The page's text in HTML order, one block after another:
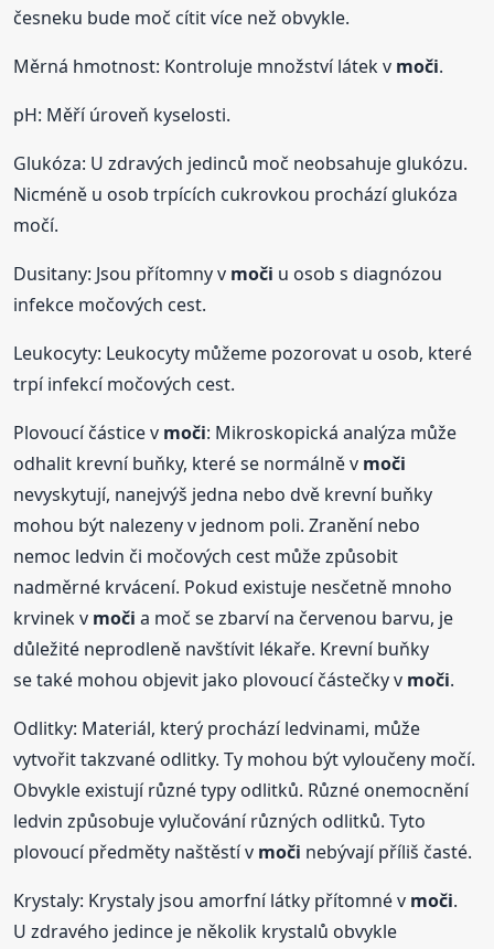
česneku bude moč cítit více než obvykle.
Měrná hmotnost: Kontroluje množství látek v moči.
pH: Měří úroveň kyselosti.
Glukóza: U zdravých jedinců moč neobsahuje glukózu.
Nicméně u osob trpících cukrovkou prochází glukóza
močí.
Dusitany: Jsou přítomny v moči u osob s diagnózou
infekce močových cest.
Leukocyty: Leukocyty můžeme pozorovat u osob, které
trpí infekcí močových cest.
Plovoucí částice v moči: Mikroskopická analýza může
odhalit krevní buňky, které se normálně v moči
nevyskytují, nanejvýš jedna nebo dvě krevní buňky
mohou být nalezeny v jednom poli. Zranění nebo
nemoc ledvin či močových cest může způsobit
nadměrné krvácení. Pokud existuje nesčetně mnoho
krvinek v moči a moč se zbarví na červenou barvu, je
důležité neprodleně navštívit lékaře. Krevní buňky
se také mohou objevit jako plovoucí částečky v moči.
Odlitky: Materiál, který prochází ledvinami, může
vytvořit takzvané odlitky. Ty mohou být vyloučeny močí.
Obvykle existují různé typy odlitků. Různé onemocnění
ledvin způsobuje vylučování různých odlitků. Tyto
plovoucí předměty naštěstí v moči nebývají příliš časté.
Krystaly: Krystaly jsou amorfní látky přítomné v moči.
U zdravého jedince je několik krystalů obvykle